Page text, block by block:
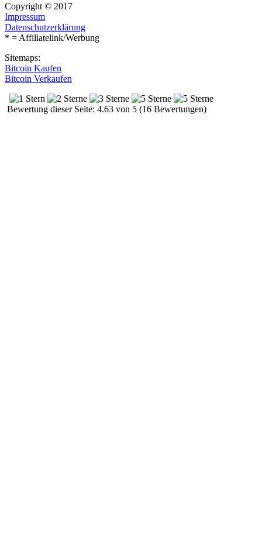
Copyright © 2017
Impressum
Datenschutzerklärung
* = Affiliatelink/Werbung
Sitemaps:
Bitcoin Kaufen
Bitcoin Verkaufen
Bewertung dieser Seite: 4.63 von 5 (16 Bewertungen)